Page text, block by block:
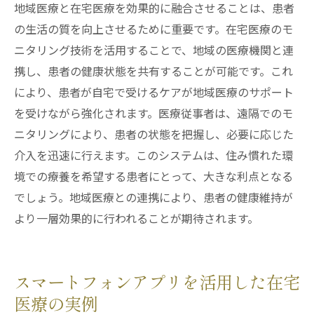
地域医療と在宅医療を効果的に融合させることは、患者
の生活の質を向上させるために重要です。在宅医療のモ
ニタリング技術を活用することで、地域の医療機関と連
携し、患者の健康状態を共有することが可能です。これ
により、患者が自宅で受けるケアが地域医療のサポート
を受けながら強化されます。医療従事者は、遠隔でのモ
ニタリングにより、患者の状態を把握し、必要に応じた
介入を迅速に行えます。このシステムは、住み慣れた環
境での療養を希望する患者にとって、大きな利点となる
でしょう。地域医療との連携により、患者の健康維持が
より一層効果的に行われることが期待されます。
スマートフォンアプリを活用した在宅
医療の実例